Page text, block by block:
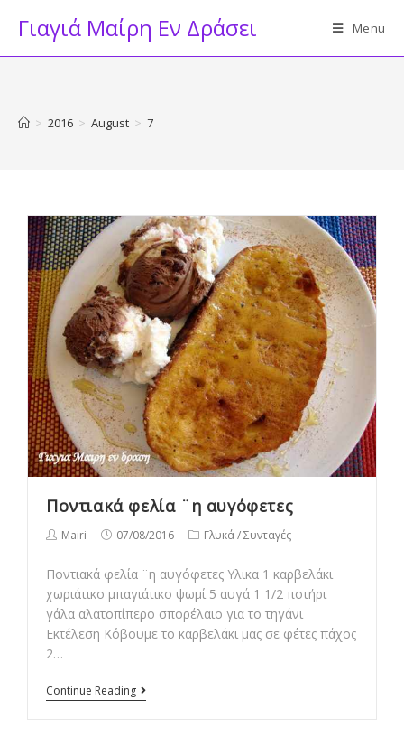
content
Γιαγιά Μαίρη Εν Δράσει Menu
> 2016 > August > 7
Ποντιακά φελία ¨η αυγόφετες
PostMairi
Post07/08/2016
PostΓλυκά/Συνταγές
Ποντιακά φελία ¨η αυγόφετες Υλικα 1 καρβελάκι
χωριάτικο μπαγιάτικο ψωμί 5 αυγά 1 1/2 ποτήρι
γάλα αλατοπίπερο σπορέλαιο για το τηγάνι
Εκτέλεση Κόβουμε το καρβελάκι μας σε φέτες πάχος
2…
Continue Reading Ποντιακά